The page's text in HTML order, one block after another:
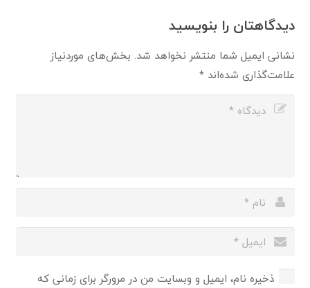
دیدگاهتان را بنویسید
نشانی ایمیل شما منتشر نخواهد شد. بخش‌های موردنیاز
علامت‌گذاری شده‌اند*
ذخیره نام، ایمیل و وبسایت من در مرورگر برای زمانی که